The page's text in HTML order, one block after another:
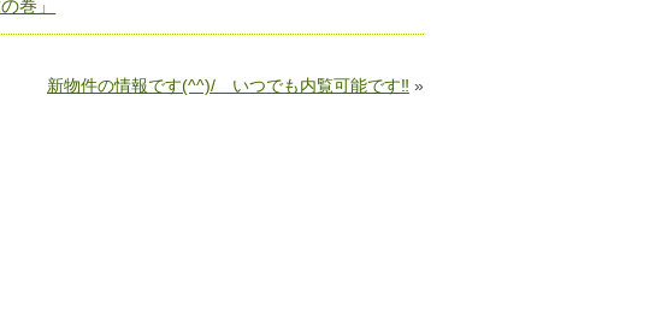
巻」
新物件の情報です(^^)/ いつでも内覧可能です‼ »